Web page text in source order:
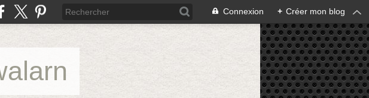
Connexion + Créer mon blog